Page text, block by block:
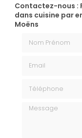
Contactez-nous :
dans cuisine par
Moëns
Message